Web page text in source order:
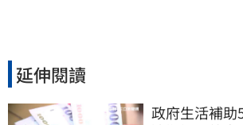
延伸閱讀
政府生活補助